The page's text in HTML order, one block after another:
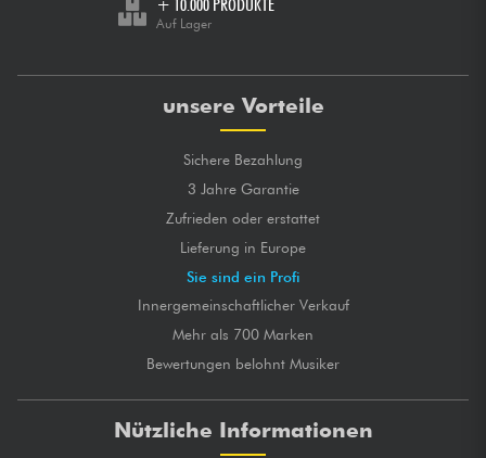
+ 10.000 PRODUKTE
Auf Lager
unsere Vorteile
Sichere Bezahlung
3 Jahre Garantie
Zufrieden oder erstattet
Lieferung in Europe
Sie sind ein Profi
Innergemeinschaftlicher Verkauf
Mehr als 700 Marken
Bewertungen belohnt Musiker
Nützliche Informationen